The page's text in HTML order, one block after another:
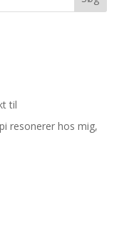
til
resonerer hos mig,